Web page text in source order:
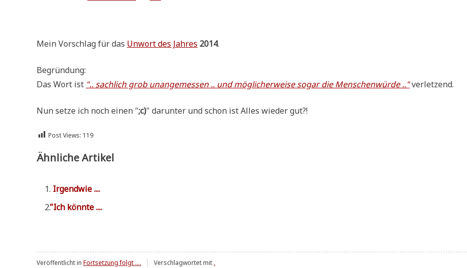
Mein Vor­schlag für das Unwort des Jah­res 2014.
Begrün­dung:
Das Wort ist ".. sach­lich grob unan­ge­mes­sen .. und mög­li­cher­wei­se sogar die Men­schen­wür­de .."verletzend.
Nun set­ze ich noch einen ";c)" dar­un­ter und schon ist Alles wie­der gut?!
Post Views: 119
Ähnliche Artikel
Irgend­wie ....
"Ich könn­te ....
Veröffentlicht in Fortsetzung folgt .... Verschlagwortet mit .